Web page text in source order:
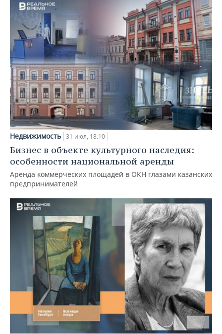
Недвижимость 31 июл, 18:10
Бизнес в объекте культурного наследия:
особенности национальной аренды
Аренда коммерческих площадей в ОКН глазами казанских
предпринимателей